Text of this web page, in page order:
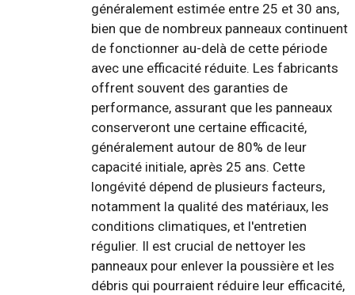
généralement estimée entre 25 et 30 ans,
bien que de nombreux panneaux continuent
de fonctionner au-delà de cette période
avec une efficacité réduite. Les fabricants
offrent souvent des garanties de
performance, assurant que les panneaux
conserveront une certaine efficacité,
généralement autour de 80% de leur
capacité initiale, après 25 ans. Cette
longévité dépend de plusieurs facteurs,
notamment la qualité des matériaux, les
conditions climatiques, et l'entretien
régulier. Il est crucial de nettoyer les
panneaux pour enlever la poussière et les
débris qui pourraient réduire leur efficacité,